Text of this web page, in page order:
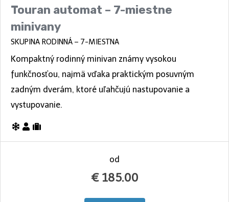
Touran automat – 7-miestne
minivany
SKUPINA RODINNÁ – 7-MIESTNA
Kompaktný rodinný minivan známy vysokou
funkčnosťou, najmä vďaka praktickým posuvným
zadným dverám, ktoré uľahčujú nastupovanie a
vystupovanie.
od
€ 185.00